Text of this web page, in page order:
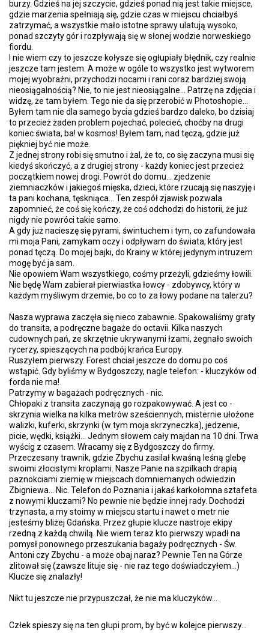
burzy. Gdzieś na jej szczycie, gdzieś ponad nią jest takie miejsce,
gdzie marzenia spełniają się, gdzie czas w miejscu chciałbyś
zatrzymać, a wszystkie mało istotne sprawy ulatują wysoko,
ponad szczyty gór i rozpływają się w słonej wodzie norweskiego
fiordu.
I nie wiem czy to jeszcze kołysze się ogłupiały błędnik, czy realnie
jeszcze tam jestem. A może w ogóle to wszystko jest wytworem
mojej wyobraźni, przychodzi nocami i rani coraz bardziej swoją
nieosiągalnością? Nie, to nie jest nieosiągalne... Patrzę na zdjęcia i
widzę, że tam byłem. Tego nie da się przerobić w Photoshopie...
Byłem tam nie dla samego bycia gdzieś bardzo daleko, bo dzisiaj
to przecież żaden problem pojechać, polecieć, choćby na drugi
koniec świata, ba! w kosmos! Byłem tam, nad tęczą, gdzie już
piękniej być nie może.
Z jednej strony robi się smutno i żal, że to, co się zaczyna musi się
kiedyś skończyć, a z drugiej strony - każdy koniec jest przecież
początkiem nowej drogi. Powrót do domu... zjedzenie
ziemniaczków i jakiegoś mięska, dzieci, które rzucają się naszyję i
ta pani kochana, tęskniąca... Ten zespół zjawisk pozwala
zapomnieć, że coś się kończy, że coś odchodzi do historii, że już
nigdy nie powróci takie samo.
A gdy już nacieszę się pyrami, świntuchem i tym, co zafundowała
mi moja Pani, zamykam oczy i odpływam do świata, który jest
ponad tęczą. Do mojej bajki, do Krainy w której jedynym intruzem
mogę być ja sam.
Nie opowiem Wam wszystkiego, cośmy przeżyli, gdzieśmy łowili.
Nie będę Wam zabierał pierwiastka łowcy - zdobywcy, który w
każdym myśliwym drzemie, bo co to za łowy podane na talerzu?
Nasza wyprawa zaczęła się nieco zabawnie. Spakowaliśmy graty
do transita, a podręczne bagaże do octavii. Kilka naszych
cudownych pań, ze skrzętnie ukrywanymi łzami, żegnało swoich
rycerzy, spieszących na podbój krańca Europy.
Ruszyłem pierwszy. Forest chciał jeszcze do domu po coś
wstąpić. Gdy byliśmy w Bydgoszczy, nagle telefon: - kluczyków od
forda nie ma!
Patrzymy w bagażach podręcznych - nic.
Chłopaki z transita zaczynają go rozpakowywać. A jest co -
skrzynia wielka na kilka metrów sześciennych, misternie ułożone
walizki, kuferki, skrzynki (w tym moja skrzyneczka), jedzenie,
picie, wędki, książki... Jednym słowem cały majdan na 10 dni. Trwa
wyścig z czasem. Wracamy się z Bydgoszczy do firmy.
Przeczesany trawnik, gdzie Zbychu zasilał kwaśną leśną glebę
swoimi złocistymi kroplami. Nasze Panie na szpilkach drapią
paznokciami ziemię w miejscach domniemanych odwiedzin
Zbigniewa... Nic. Telefon do Poznania i jakaś karkołomna sztafeta
z nowymi kluczami? No pewnie nie będzie innej rady. Dochodzi
trzynasta, a my stoimy w miejscu startu i nawet o metr nie
jesteśmy bliżej Gdańska. Przez głupie klucze nastroje ekipy
rzedną z każdą chwilą. Nie wiem teraz kto pierwszy wpadł na
pomysł ponownego przeszukania bagaży podręcznych - Św.
Antoni czy Zbychu - a może obaj naraz? Pewnie Ten na Górze
zlitował się (zawsze lituje się - nie raz tego doświadczyłem...)
Klucze się znalazły!
Nikt tu jeszcze nie przypuszczał, że nie ma kluczyków...
Człek spieszy się na ten głupi prom, by być w kolejce pierwszy...